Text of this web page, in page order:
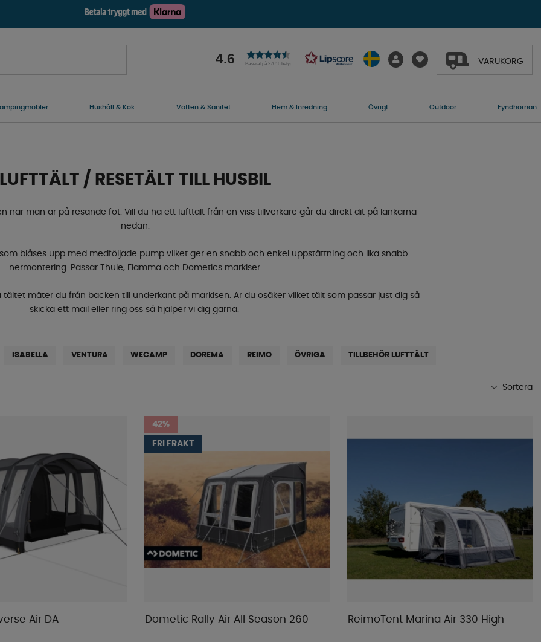
4.6 Baserat på 27016 betyg VARUKORG
Hushåll & Kök Vatten & Sanitet Hem & Inredning Övrigt Outdoor Fyndhörnan
LUFTTÄLT / RESETÄLT TILL HUSBIL
när man är på resande fot. Vill du ha ett lufttält från en viss tillverkare går du direkt dit på länkarna
nedan.
blåses upp med medföljade pump vilket ger en snabb och enkel uppstättning och lika snabb
nermontering. Passar Thule, Fiamma och Dometics markiser.
tältet mäter du från backen till underkant på markisen. Är du osäker vilket tält som passar just dig så
skicka ett mail eller ring oss så hjälper vi dig gärna.
ISABELLA VENTURA WECAMP DOREMA REIMO ÖVRIGA TILLBEHÖR LUFTTÄLT
Sortera
Högsta pris
Varumärke
Publiceringsdatum
Air DA
42%
FRI FRAKT
Dometic Rally Air All Season 260 ReimoTent Marina Air 330 High